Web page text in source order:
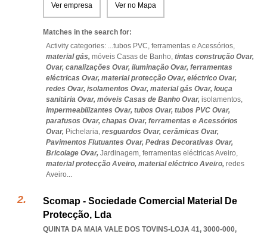
Ver empresa Ver no Mapa
Matches in the search for:
Activity categories: ...tubos PVC, ferramentas e Acessórios,
material gás, móveis Casas de Banho, tintas construção Ovar,
Ovar, canalizações Ovar, iluminação Ovar, ferramentas
eléctricas Ovar, material protecção Ovar, eléctrico Ovar,
redes Ovar, isolamentos Ovar, material gás Ovar, louça
sanitária Ovar, móveis Casas de Banho Ovar, isolamentos,
impermeabilizantes Ovar, tubos Ovar, tubos PVC Ovar,
parafusos Ovar, chapas Ovar, ferramentas e Acessórios
Ovar, Pichelaria, resguardos Ovar, cerâmicas Ovar,
Pavimentos Flutuantes Ovar, Pedras Decorativas Ovar,
Bricolage Ovar, Jardinagem, ferramentas eléctricas Aveiro,
material protecção Aveiro, material eléctrico Aveiro, redes
Aveiro...
Scomap - Sociedade Comercial Material De
Protecção, Lda
QUINTA DA MAIA VALE DOS TOVINS-LOJA 41, 3000-000,